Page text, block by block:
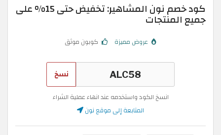
كود خصم نون المشاهير: تخفيض حتى 15% على
جميع المنتجات
عروض مميزة كوبون موثق
نسخ
انسخ الكود واستخدمه عند انهاء عملية الشراء
المتابعة إلى موقع نون